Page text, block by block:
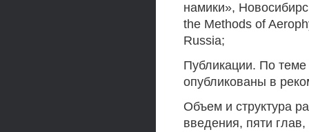
намики»,
the Methods of
Russia;
Публикации. По теме
опубликованы в
Объем и структура
введения, пяти